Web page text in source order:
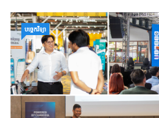
បច្ចេកវិទ្យា